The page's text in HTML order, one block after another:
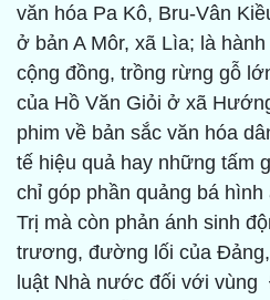
văn hóa Pa Kô, Bru-Vân
ở bản A Môr, xã Lìa; là
cộng đồng, trồng rừng gỗ
của Hồ Văn Giỏi ở xã
phim về bản sắc văn hóa
tế hiệu quả hay những tấm
chỉ góp phần quảng bá
Trị mà còn phản ánh sinh
trương, đường lối của
luật Nhà nước đối với